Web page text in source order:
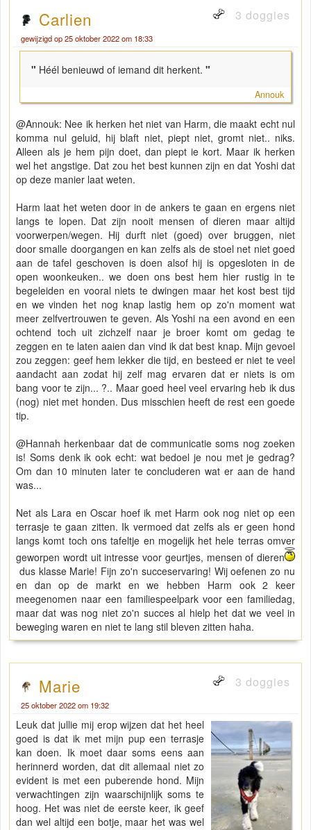
Carlien 3 doggies
gewijzigd op 25 oktober 2022 om 18:33
" Héél benieuwd of iemand dit herkent. "
Annouk
@Annouk: Nee ik herken het niet van Harm, die maakt echt nul
komma nul geluid, hij blaft niet, piept niet, gromt niet.. niks.
Alleen als je hem pijn doet, dan piept ie kort. Maar ik herken
wel het angstige. Dat zou het best kunnen zijn en dat Yoshi dat
op deze manier laat weten.
Harm laat het weten door in de ankers te gaan en ergens niet
langs te lopen. Dat zijn nooit mensen of dieren maar altijd
voorwerpen/wegen. Hij durft niet (goed) over bruggen, niet
door smalle doorgangen en kan zelfs als de stoel net niet goed
aan de tafel geschoven is doen alsof hij is opgesloten in de
open woonkeuken.. we doen ons best hem hier rustig in te
begeleiden en vooral niets te dwingen maar het kost best tijd
en we vinden het nog knap lastig hem op zo'n moment wat
meer zelfvertrouwen te geven. Als Yoshi na een avond en een
ochtend toch uit zichzelf naar je broer komt om gedag te
zeggen en te laten aaien dan vind ik dat best knap. Mijn gevoel
zou zeggen: geef hem lekker die tijd, en besteed er niet te veel
aandacht aan zodat hij zelf mag ervaren dat er niets is om
bang voor te zijn... ?.. Maar goed heel veel ervaring heb ik dus
(nog) niet met honden. Dus misschien heeft de rest een goede
tip.
@Hannah herkenbaar dat de communicatie soms nog zoeken
is! Soms denk ik ook echt: wat bedoel je nou met je gedrag?
Om dan 10 minuten later te concluderen wat er aan de hand
was...
Net als Lara en Oscar hoef ik met Harm ook nog niet op een
terrasje te gaan zitten. Ik vermoed dat zelfs als er geen hond
langs komt toch ons tafeltje en mogelijk het hele terras omver
geworpen wordt uit intresse voor geurtjes, mensen of dieren
dus klasse Marie! Fijn zo'n succeservaring! Wij oefenen zo nu
en dan op de markt en we hebben Harm ook 2 keer
meegenomen naar een familiespeelpark voor een familiedag,
maar dat was nog niet zo'n succes al hielp het dat we veel in
beweging waren en niet te lang stil bleven zitten haha.
Marie 3 doggies
25 oktober 2022 om 19:32
Leuk dat jullie mij erop wijzen dat het heel
goed is dat ik met mijn pup een terrasje
kan doen. Ik moet daar soms eens aan
herinnerd worden, dat dit allemaal niet zo
evident is met een puberende hond. Mijn
verwachtingen zijn waarschijnlijk soms te
hoog. Het was niet de eerste keer, ik geef
dan wel altijd een botje, maar het was wel